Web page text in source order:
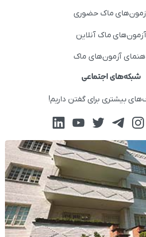
ماک حضوری
آزمون‌های ماک آنلاین
آزمون‌های ماک
شبکه‌های اجتماعی
بیشتری برای گفتن داریم!